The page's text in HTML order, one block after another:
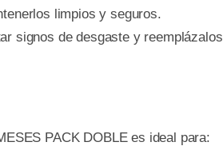
limpios y seguros.
signos de desgaste y
PACK DOBLE es ideal para: